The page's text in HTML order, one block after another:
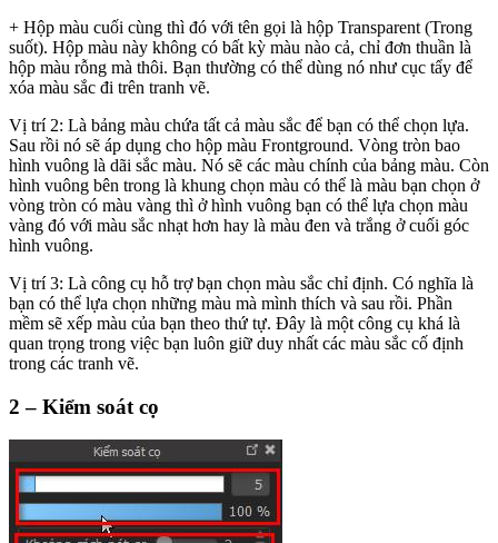
+ Hộp màu cuối cùng thì đó với tên gọi là hộp Transparent (Trong
suốt). Hộp màu này không có bất kỳ màu nào cả, chỉ đơn thuần là
hộp màu rỗng mà thôi. Bạn thường có thể dùng nó như cục tẩy để
xóa màu sắc đi trên tranh vẽ.
Vị trí 2: Là bảng màu chứa tất cả màu sắc để bạn có thể chọn lựa.
Sau rồi nó sẽ áp dụng cho hộp màu Frontground. Vòng tròn bao
hình vuông là dãi sắc màu. Nó sẽ các màu chính của bảng màu. Còn
hình vuông bên trong là khung chọn màu có thể là màu bạn chọn ở
vòng tròn có màu vàng thì ở hình vuông bạn có thể lựa chọn màu
vàng đó với màu sắc nhạt hơn hay là màu đen và trắng ở cuối góc
hình vuông.
Vị trí 3: Là công cụ hỗ trợ bạn chọn màu sắc chỉ định. Có nghĩa là
bạn có thể lựa chọn những màu mà mình thích và sau rồi. Phần
mềm sẽ xếp màu của bạn theo thứ tự. Đây là một công cụ khá là
quan trọng trong việc bạn luôn giữ duy nhất các màu sắc cố định
trong các tranh vẽ.
2 – Kiểm soát cọ